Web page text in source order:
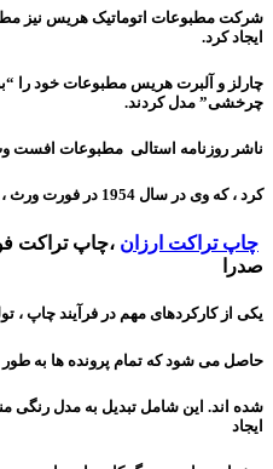
شرکت مطبوعات اتوماتیک هریس نیز
ایجاد کرد.
چارلز و آلبرت هریس مطبوعات خود را
چرخشی” مدل کردند.
ناشر روزنامه استالی مطبوعات افست
کرد ، که وی در سال
چاپ تراکت ارزان ،چاپ تراکت
صدرا
یکی از کارکردهای مهم در فرآیند چاپ ،
حاصل می شود که تمام پرونده ها به
ایجاد